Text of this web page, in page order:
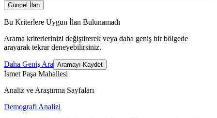
Güncel İlan
Bu Kriterlere Uygun İlan Bulunamadı
Arama kriterlerinizi değiştirerek veya daha geniş bir bölgede
arayarak tekrar deneyebilirsiniz.
Daha Geniş Ara Aramayı Kaydet
İsmet Paşa Mahallesi
Analiz ve Araştırma Sayfaları
Demografi Analizi